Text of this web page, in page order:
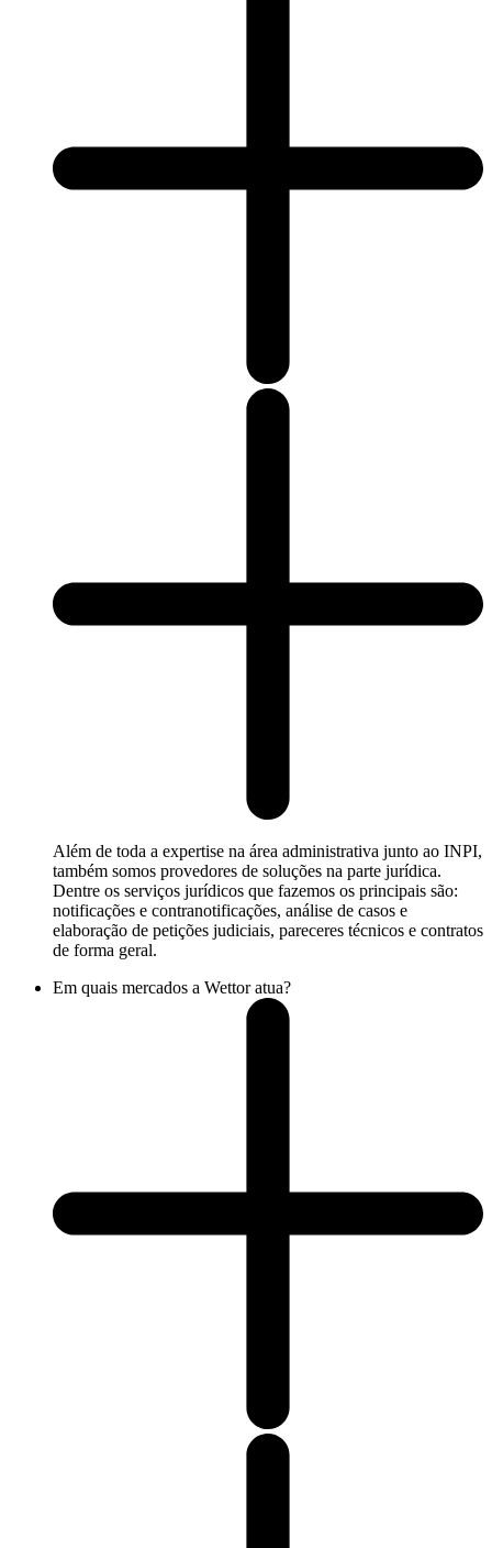
Além de toda a expertise na área administrativa junto ao INPI,
também somos provedores de soluções na parte jurídica.
Dentre os serviços jurídicos que fazemos os principais são:
notificações e contranotificações, análise de casos e
elaboração de petições judiciais, pareceres técnicos e contratos
de forma geral.
Em quais mercados a Wettor atua?